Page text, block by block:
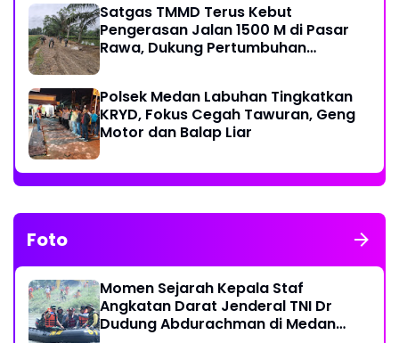
Satgas TMMD Terus Kebut
Pengerasan Jalan 1500 M di Pasar
Rawa, Dukung Pertumbuhan
Polsek Medan Labuhan Tingkatkan
KRYD, Fokus Cegah Tawuran, Geng
Motor dan Balap Liar
Foto
Momen Sejarah Kepala Staf
Angkatan Darat Jenderal TNI Dr
Dudung Abdurachman di Medan